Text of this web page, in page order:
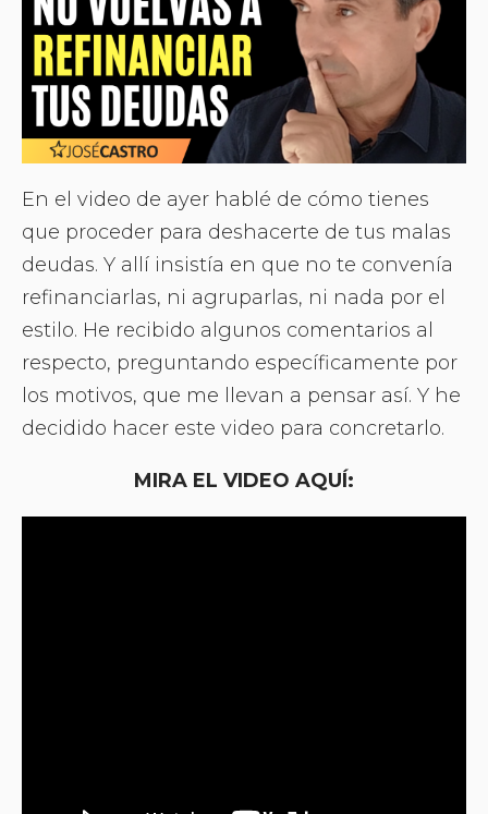
En el video de ayer hablé de cómo tienes
que proceder para deshacerte de tus malas
deudas. Y allí insistía en que no te convenía
refinanciarlas, ni agruparlas, ni nada por el
estilo. He recibido algunos comentarios al
respecto, preguntando específicamente por
los motivos, que me llevan a pensar así. Y he
decidido hacer este video para concretarlo.
MIRA EL VIDEO AQUÍ: